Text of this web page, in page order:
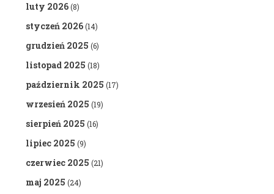
luty 2026(8)
styczeń 2026(14)
grudzień 2025 (6)
listopad 2025 (18)
październik 2025 (17)
wrzesień 2025 (19)
sierpień 2025 (16)
lipiec 2025 (9)
czerwiec 2025 (21)
maj 2025 (24)